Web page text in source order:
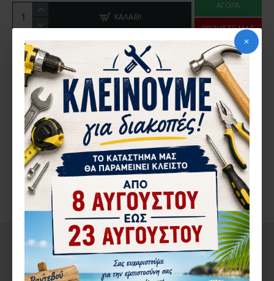
ΚΑΛΆΘΙ
ΑΓΟΡΆ
ΡΩΤΉΣΤΕ ΜΑΣ
ΠΕΡΙΓΡΑ΄ΦΉ
ΓΩΝΙΑ MONTICELLI 0435
ΓΙΑ ΤΙΣ ΣΕΙΡΕΣ
EUROPA 100 ΦΥΛΛΟΥ
ALOUSYSTEM ECOLINE 600 : Y203
ELVIAL 3300 ΦΥΛΛΟΥ
ΑΞΙΟΛΟΓΉΣΕΙΣ
ΣΤΗΝ ΄ΙΔΙΑ ΚΑΤΗΓΟΡΊΑ